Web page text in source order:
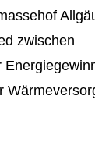
zwischen